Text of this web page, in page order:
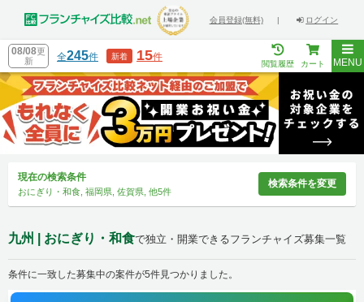
会員登録(無料) | ログイン
08/08更
新
全245件 新着 15件
閲覧履歴 カート MENU
現在の検索条件
おにぎり・和食, 福岡県, 佐賀県, 他5件
検索条件を変更
九州 | おにぎり・和食で独立・開業できるフランチャイズ募集一覧
条件に一致した募集中の案件が5件見つかりました。